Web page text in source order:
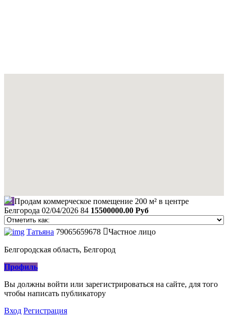
Продам коммерческое помещение 200 м² в центре
Белгорода 02/04/2026 84 15500000.00 Руб
Татьяна 79065659678 Частное лицо
Белгородская область, Белгород
Профиль
Вы должны войти или зарегистрироваться на сайте, для того
чтобы написать публикатору
Вход Регистрация